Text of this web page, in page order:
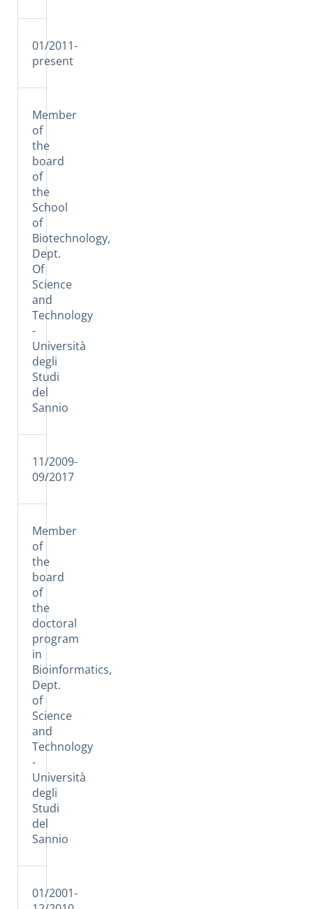
01/2011-
present
Member
of
the
board
of
the
School
of
Biotechnology,
Dept.
Of
Science
and
Technology
-
Università
degli
Studi
del
Sannio
11/2009-
09/2017
Member
of
the
board
of
the
doctoral
program
in
Bioinformatics,
Dept.
of
Science
and
Technology
-
Università
degli
Studi
del
Sannio
01/2001-